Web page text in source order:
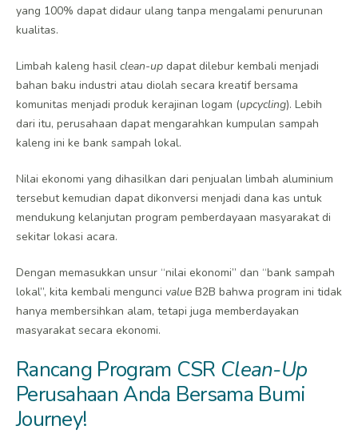
yang 100% dapat didaur ulang tanpa mengalami penurunan
kualitas.
Limbah kaleng hasil clean-up dapat dilebur kembali menjadi
bahan baku industri atau diolah secara kreatif bersama
komunitas menjadi produk kerajinan logam (upcycling). Lebih
dari itu, perusahaan dapat mengarahkan kumpulan sampah
kaleng ini ke bank sampah lokal.
Nilai ekonomi yang dihasilkan dari penjualan limbah aluminium
tersebut kemudian dapat dikonversi menjadi dana kas untuk
mendukung kelanjutan program pemberdayaan masyarakat di
sekitar lokasi acara.
Dengan memasukkan unsur “nilai ekonomi” dan “bank sampah
lokal”, kita kembali mengunci value B2B bahwa program ini tidak
hanya membersihkan alam, tetapi juga memberdayakan
masyarakat secara ekonomi.
Rancang Program CSR Clean-Up
Perusahaan Anda Bersama Bumi
Journey!